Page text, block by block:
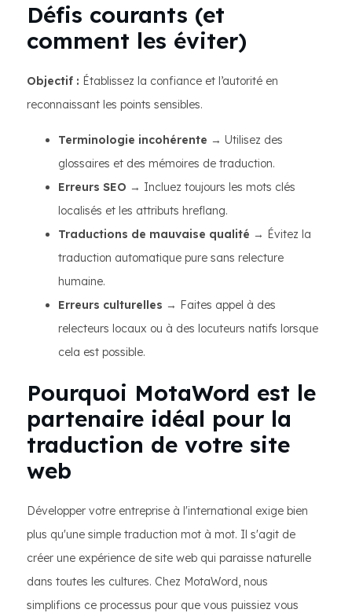
Défis courants (et
comment les éviter)
Objectif : Établissez la confiance et l’autorité en
reconnaissant les points sensibles.
Terminologie incohérente → Utilisez des
glossaires et des mémoires de traduction.
Erreurs SEO → Incluez toujours les mots clés
localisés et les attributs hreflang.
Traductions de mauvaise qualité → Évitez la
traduction automatique pure sans relecture
humaine.
Erreurs culturelles → Faites appel à des
relecteurs locaux ou à des locuteurs natifs lorsque
cela est possible.
Pourquoi MotaWord est le
partenaire idéal pour la
traduction de votre site
web
Développer votre entreprise à l'international exige bien
plus qu'une simple traduction mot à mot. Il s'agit de
créer une expérience de site web qui paraisse naturelle
dans toutes les cultures. Chez MotaWord, nous
simplifions ce processus pour que vous puissiez vous